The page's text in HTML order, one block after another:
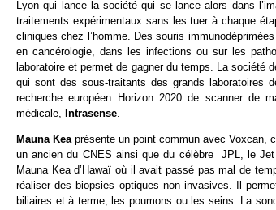
Lyon qui lance la société qui se lance alors dans
traitements expérimentaux sans les tuer à chaque
cliniques chez l’homme. Des souris
en cancérologie, dans les infections ou sur les
laboratoire et permet de gagner du temps. La société
qui sont des sous-traitants des grands laboratoires
recherche européen Horizon 2020 de scanner de
médicale, Intrasense
Mauna Keaprésente un point commun avec Voxcan,
un ancien du CNES ainsi que du célèbre JPL, le Jet
Mauna Kea d’Hawaï où il avait passé pas mal de
réaliser des biopsies optiques non invasives. Il
biliaires et à terme, les poumons ou les seins. La